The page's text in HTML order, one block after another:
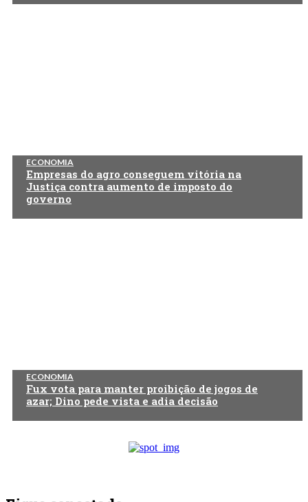
ECONOMIA
Empresas do agro conseguem vitória na
Justiça contra aumento de imposto do
governo
ECONOMIA
Fux vota para manter proibição de jogos de
azar; Dino pede vista e adia decisão